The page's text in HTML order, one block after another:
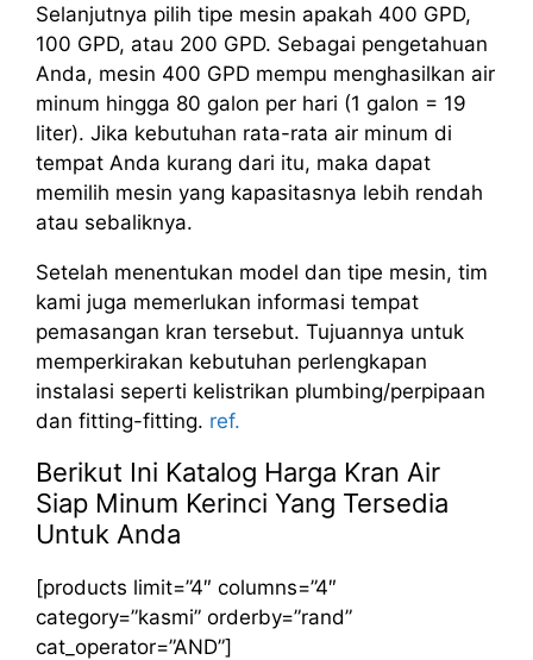
Selanjutnya pilih tipe mesin apakah 400 GPD,
100 GPD, atau 200 GPD. Sebagai pengetahuan
Anda, mesin 400 GPD mempu menghasilkan air
minum hingga 80 galon per hari (1 galon = 19
liter). Jika kebutuhan rata-rata air minum di
tempat Anda kurang dari itu, maka dapat
memilih mesin yang kapasitasnya lebih rendah
atau sebaliknya.
Setelah menentukan model dan tipe mesin, tim
kami juga memerlukan informasi tempat
pemasangan kran tersebut. Tujuannya untuk
memperkirakan kebutuhan perlengkapan
instalasi seperti kelistrikan plumbing/perpipaan
dan fitting-fitting. ref.
Berikut Ini Katalog Harga Kran Air
Siap Minum Kerinci Yang Tersedia
Untuk Anda
[products limit=”4″ columns=”4″
category=”kasmi” orderby=”rand”
cat_operator=”AND”]